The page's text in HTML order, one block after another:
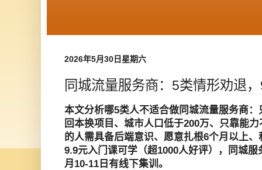
2026年5月30日星期六
同城流量服务商：5类情形劝退
本文分析哪5类人不适合做同城流量服务商
回本换项目、城市人口低于200万、只靠能
的人需具备后端意识、愿意扎根6个月以上
9.9元入门课可学（超1000人好评），同城
月10-11日有线下集训。